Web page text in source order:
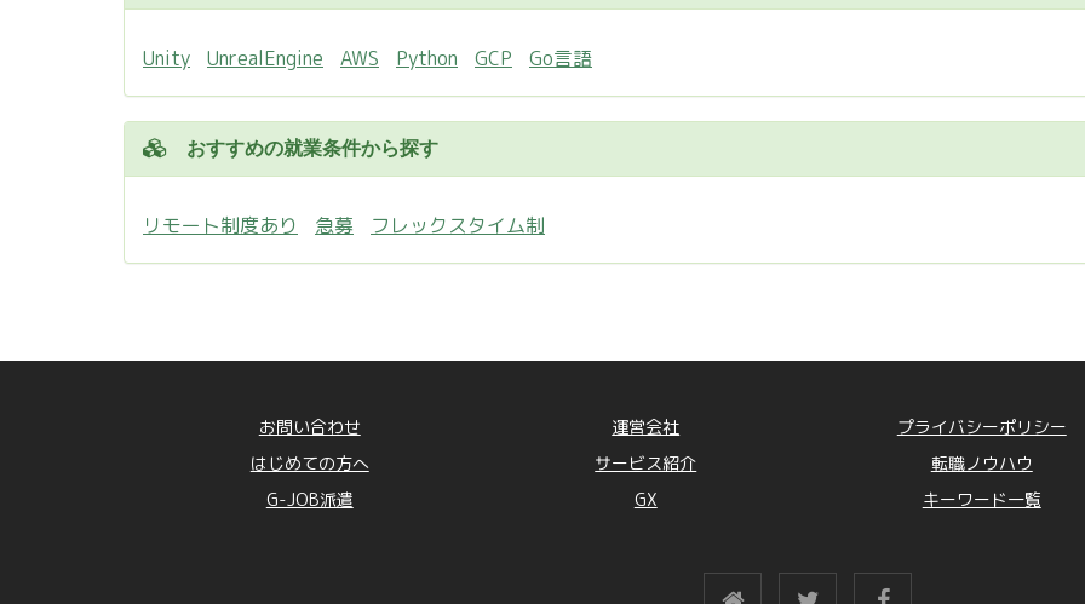
Unity UnrealEngine AWS Python GCP Go言語
おすすめの就業条件から探す
リモート制度あり 急募 フレックスタイム制
お問い合わせ 運営会社
プライバシーポリシー
はじめての方へ
サービス紹介
転職ノウハウ
G-JOB派遣
GX キーワード一覧